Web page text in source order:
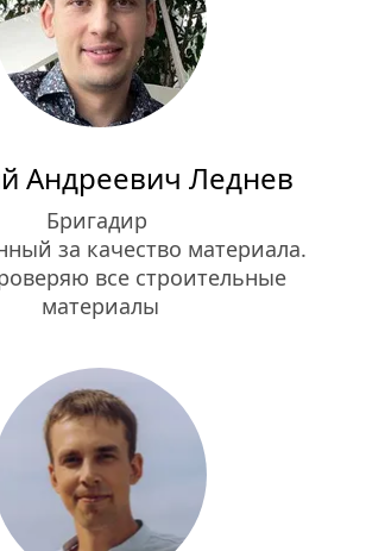
Андреевич Леднев
Бригадир
за качество материала.
все строительные
материалы